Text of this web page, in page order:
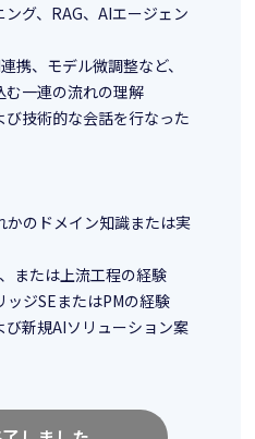
グ、RAG、AIエージェン
携、モデル微調整など、
む一連の流れの理解
び技術的な会話を行なった
かのドメイン知識または実
または上流工程の経験
ッジSEまたはPMの経験
び新規AIソリューション案